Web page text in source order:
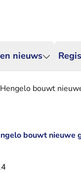
nieuws
bouwt
bouwt nieuwe